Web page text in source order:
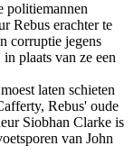
politiemannen
Rebus erachter te
corruptie jegens
plaats van ze een
laten schieten
Rebus' oude
Siobhan Clarke is
van John